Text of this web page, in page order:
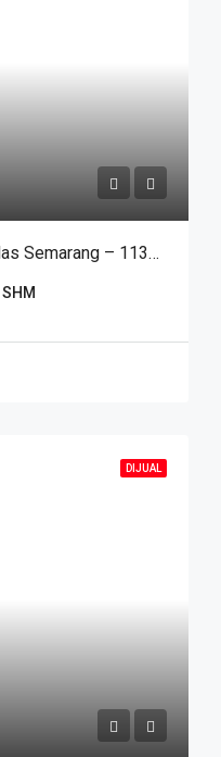
Jual Rumah Daerah Tanah Mas Semarang – 11341
SHM
DIJUAL